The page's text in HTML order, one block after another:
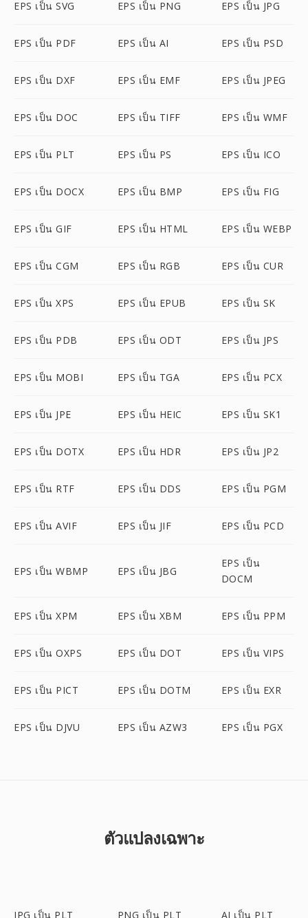
EPS เป็น SVG EPS เป็น PNG EPS เป็น JPG
EPS เป็น PDF EPS เป็น AI EPS เป็น PSD
EPS เป็น DXF EPS เป็น EMF EPS เป็น JPEG
EPS เป็น DOC EPS เป็น TIFF EPS เป็น WMF
EPS เป็น PLT EPS เป็น PS EPS เป็น ICO
EPS เป็น DOCX EPS เป็น BMP EPS เป็น FIG
EPS เป็น GIF EPS เป็น HTML EPS เป็น WEBP
EPS เป็น CGM EPS เป็น RGB EPS เป็น CUR
EPS เป็น XPS EPS เป็น EPUB EPS เป็น SK
EPS เป็น PDB EPS เป็น ODT EPS เป็น JPS
EPS เป็น MOBI EPS เป็น TGA EPS เป็น PCX
EPS เป็น JPE EPS เป็น HEIC EPS เป็น SK1
EPS เป็น DOTX EPS เป็น HDR EPS เป็น JP2
EPS เป็น RTF EPS เป็น DDS EPS เป็น PGM
EPS เป็น AVIF EPS เป็น JIF EPS เป็น PCD
EPS เป็น WBMP EPS เป็น JBG
EPS เป็น
DOCM
EPS เป็น XPM EPS เป็น XBM EPS เป็น PPM
EPS เป็น OXPS EPS เป็น DOT EPS เป็น VIPS
EPS เป็น PICT EPS เป็น DOTM EPS เป็น EXR
EPS เป็น DJVU EPS เป็น AZW3 EPS เป็น PGX
ตัวแปลงเฉพาะ
JPG เป็น PLT PNG เป็น PLT AI เป็น PLT